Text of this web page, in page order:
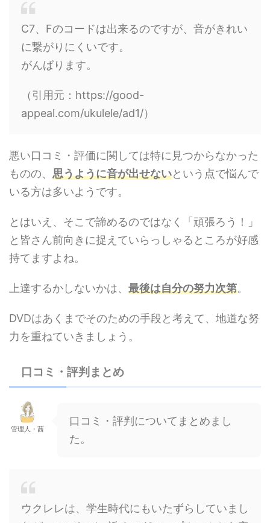
C7、Fのコードは出来るのですが、音がきれい
に繋がりにくいです。
がんばります。
（引用元：https://good-
appeal.com/ukulele/ad1/）
悪い口コミ・評価に関しては特に見つからなかった
ものの、 思うように音が出せないという点で悩んで
いる方は多いようです。
とはいえ、そこで諦めるのではなく「頑張ろう！」
と皆さん前向きに捉えていらっしゃるところが好感
持てますよね。
上達するかしないかは、 最後は自分の努力次第。
DVDはあくまでそのための手段と考えて、地道な努
力を重ねていきましょう。
口コミ・評判まとめ
管理人・茜
口コミ・評判についてまとめまし
た。
ウクレレは、学生時代にもいたずらしていまし